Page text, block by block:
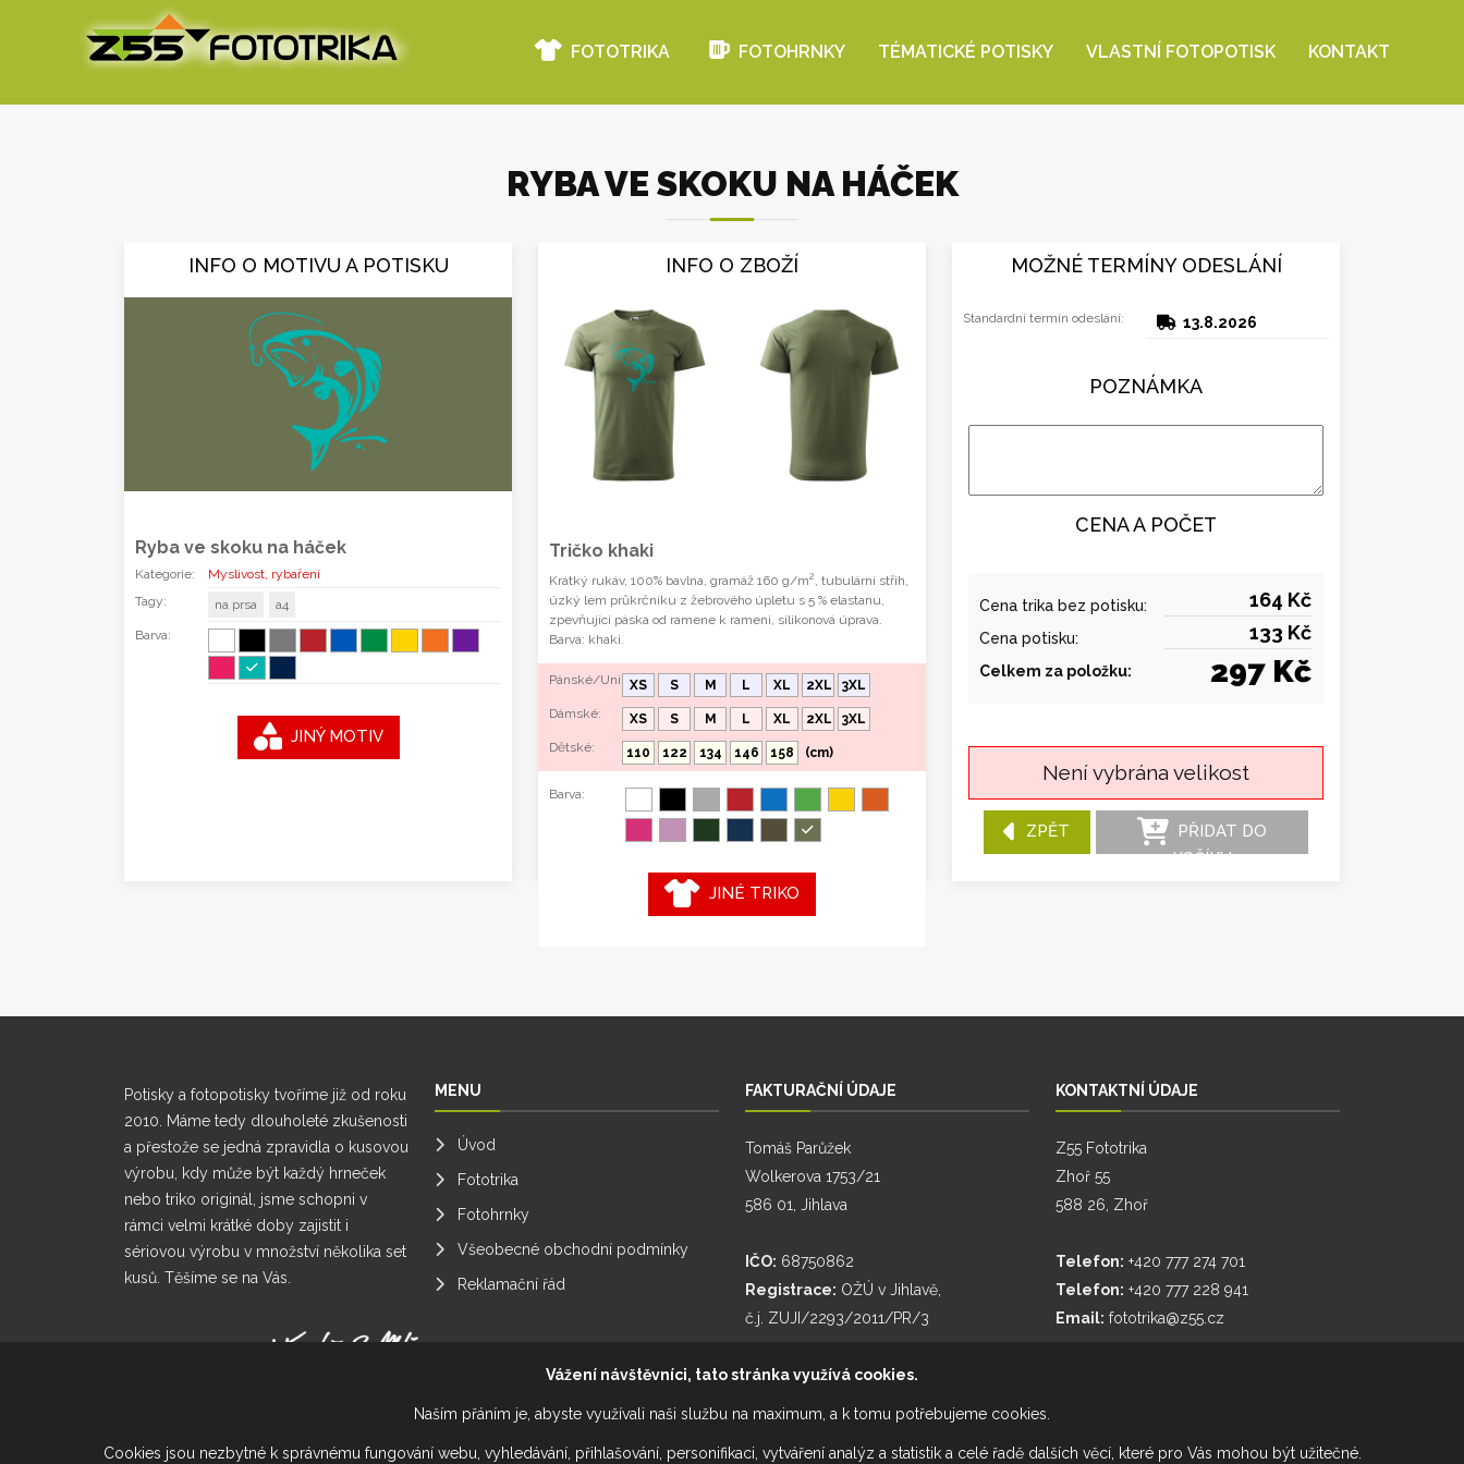
FOTOTRIKA FOTOHRNKY TÉMATICKÉ POTISKY VLASTNÍ FOTOPOTISK KONTAKT
RYBA VE SKOKU NA HÁČEK
INFO O MOTIVU A POTISKU
Ryba ve skoku na háček
Kategorie:
Myslivost, rybaření
Tagy:
na prsa
a4
Barva:
JINÝ MOTIV
INFO O ZBOŽÍ
Tričko khaki
Krátký rukáv, 100% bavlna, gramáž 160 g/m2
, tubulární střih,
úzký lem průkrčníku z žebrového úpletu s 5 % elastanu,
zpevňující páska od ramene k rameni, silikonová úprava.
Barva: khaki.
Pánské/Uni: XS S M L XL 2XL
3XL
Dámské:
XS S M L XL 2XL
3XL
Dětské:
110 122 134 146 158 (cm)
Barva:
JINÉ TRIKO
MOŽNÉ TERMÍNY ODESLÁNÍ
Standardní termín odeslání: 13.8.2026
POZNÁMKA
CENA A POČET
Cena trika bez potisku: 164 Kč
Cena potisku: 133 Kč
Celkem za položku: 297 Kč
Není vybrána velikost
ZPĚT
PŘIDAT DO
KOŠÍKU
Potisky a fotopotisky tvoříme již od roku
2010. Máme tedy dlouholeté zkušenosti
a přestože se jedná zpravidla o kusovou
výrobu, kdy může být každý hrneček
nebo triko originál, jsme schopni v
rámci velmi krátké doby zajistit i
sériovou výrobu v množství několika set
kusů. Těšíme se na Vás.
MENU
Úvod
Fototrika
Fotohrnky
Všeobecné obchodní podmínky
Reklamační řád
FAKTURAČNÍ ÚDAJE
Tomáš Parůžek
Wolkerova 1753/21
586 01, Jihlava
IČO: 68750862
Registrace: OŽÚ v Jihlavě,
č.j. ZUJI/2293/2011/PR/3
KONTAKTNÍ ÚDAJE
Z55 Fototrika
Zhoř 55
588 26, Zhoř
Telefon: +420 777 274 701
Telefon: +420 777 228 941
Email: fototrika@z55.cz
Vážení návštěvníci, tato stránka využívá cookies.
Naším přáním je, abyste využívali naši službu na maximum, a k tomu potřebujeme cookies.
Cookies jsou nezbytné k správnému fungování webu, vyhledávání, přihlašování, personifikaci, vytváření analýz a statistik a celé řadě dalších věcí, které pro Vás mohou být užitečné.